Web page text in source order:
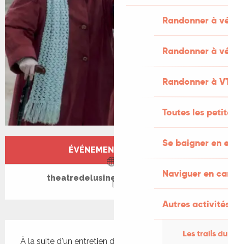
Randonner à
Randonner à
Randonner à
Toutes les
Se baigner en
Naviguer en
Autres
Les trails
Ouverture et coordonnées
ÉVÉNEMENT TERMINÉ
theatredelusine-saintcere.com
À la suite d'un entretien d'embauche qui se passe